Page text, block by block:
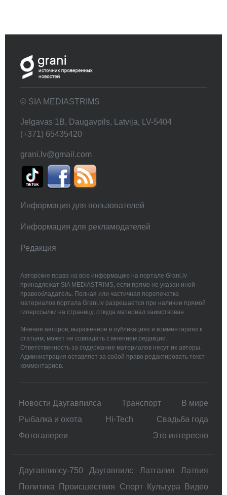
© SIA MEDIASTRIMS
Jelgavas 1B, Daugavpils, Latvija, LV-5404
(+371) 65435420
grani.lv@gmail.com
Информация для пользователей
Информация для рекламодателей
Редакция
Авторские права на всю информацию на портале Grani.lv
принадлежат SIA MEDIASTRIMS, если прямо не указан иной
правообладатель. Полная или частичная перепечатка
материалов портала Grani.lv разрешается при наличии прямой
гиперссылки на страницу, откуда материал заимствован.
Мнение авторов, выраженное в публикациях и комментариях к
статьям, может не совпадать с мнением редакции.
Ответственность за содержание материалов несут их авторы.
Администрация оставляет за собой право редактировать текст
комментариев.
Новости Даугавпилса Транспорт
В мире
Рыбалка и охота
Hi-Tech
Свадьбa года
Фотогалереи
Это интересно
Даугавпилсу-750 Даугавпилс Латгалия
Латвия
Политика
Происшествия Спорт Культура Видео